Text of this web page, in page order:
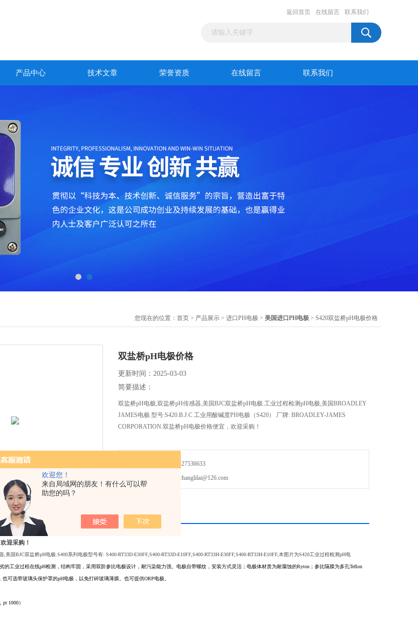
欢迎您！
来自局域网的朋友！有什么可以帮
助您的吗？
返回首页 在线留言 联系我们
产品中心 技术文章 荣誉资质 在线留言 联系我们
您现在的位置： 首页 > 产品展示 > 进口PH电极 > 美国进口PH电极 > S420双盐桥pH电极价格
双盐桥pH电极价格
更新时间：2025-03-03
简要描述：
双盐桥pH电极,双盐桥pH传感器,美国BJC双盐桥pH电极.工业过程检测pH电极,美国BROADLEY
JAMES电极.型号:S420.B.J.C 工业用酸碱度PH电极（S420） 厂牌: BROADLEY-JAMES
CORPORATION.双盐桥pH电极价格便宜，欢迎采购！
免费咨询：0755-27536633
发邮件给我们：changlilai@126.com
关产品
迎采购！
美国BJC双盐桥pH电极.S400系列电极型号有: S400-RT33D-E30FF,S400-RT33D-E10FF,S400-RT33H-E30FF,S400-RT33H-E10FF,本图片为S420工业过程检测pH电
的工业过程在线pH检测，结构牢固，采用双阶参比电极设计，耐污染能力强。电极自带螺纹，安装方式灵活；电极体材质为耐腐蚀的Ryton；参比隔膜为多孔Teflon
可选带玻璃头保护罩的pH电极，以免打碎玻璃薄膜。也可提供ORP电极。
1000）